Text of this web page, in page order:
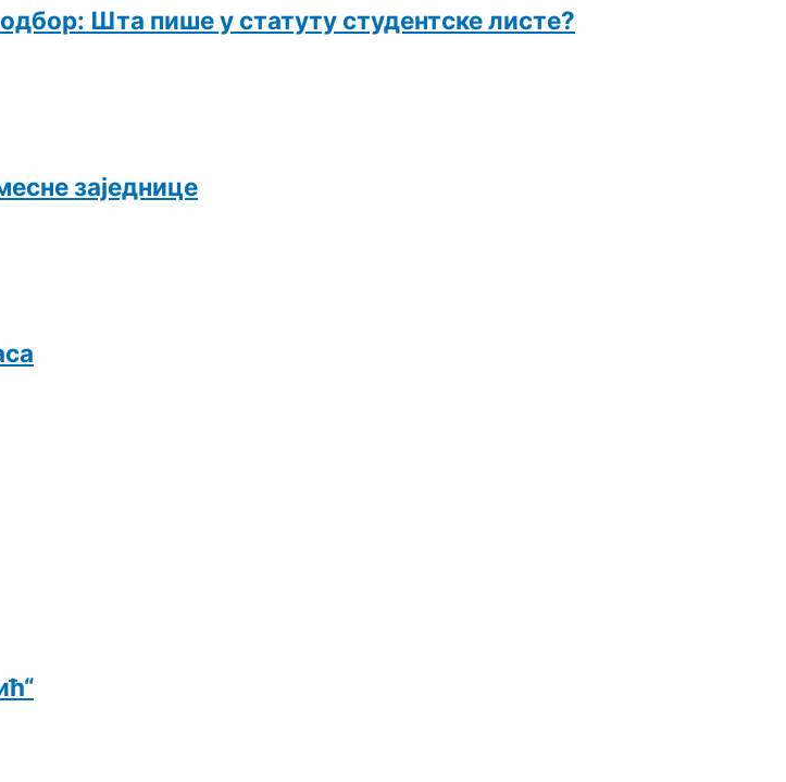
Шта пише у статуту студентске листе?
заједнице